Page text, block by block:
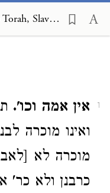
Yekar Tiferet on Mishneh Torah, Slaves 4:11
1 אין אמה וכו'.
ואינו מוכרה
מוכרה לא
כרבנן ולא כר'